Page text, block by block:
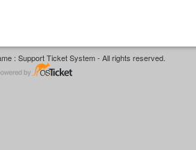
: Support Ticket System - All rights reserved.